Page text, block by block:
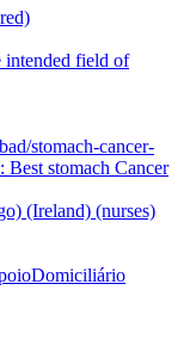
intended field of
stomach-cancer-
Best stomach Cancer
(Ireland) (nurses)